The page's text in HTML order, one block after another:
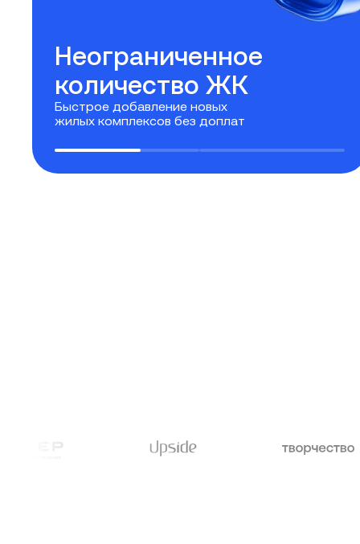
Уникальный дизайн
для каждого
жилого комплекса
Адаптируйте оформление под комфорт,
бизнес или премиум-класс